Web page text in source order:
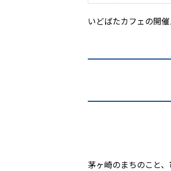
いどばたカフェの開
茅ヶ崎のまちのこと